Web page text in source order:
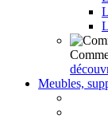
Meubles,